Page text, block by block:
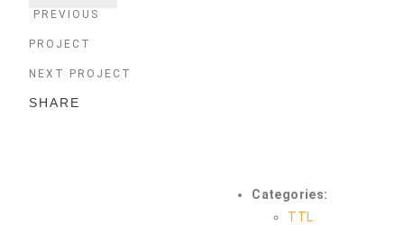
PREVIOUS
PROJECT
NEXT PROJECT
SHARE
Categories:
TTL